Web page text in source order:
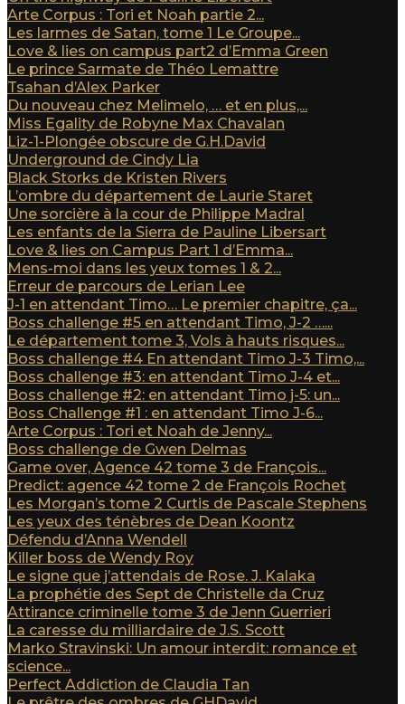
Arte Corpus : Tori et Noah partie 2...
Les larmes de Satan, tome 1 Le Groupe...
Love & lies on campus part2 d’Emma Green
Le prince Sarmate de Théo Lemattre
Tsahan d’Alex Parker
Du nouveau chez Melimelo, … et en plus,...
Miss Egality de Robyne Max Chavalan
Liz-1-Plongée obscure de G.H.David
Underground de Cindy Lia
Black Storks de Kristen Rivers
L’ombre du département de Laurie Staret
Une sorcière à la cour de Philippe Madral
Les enfants de la Sierra de Pauline Libersart
Love & lies on Campus Part 1 d’Emma...
Mens-moi dans les yeux tomes 1 & 2...
Erreur de parcours de Lerian Lee
J-1 en attendant Timo… Le premier chapitre, ça...
Boss challenge #5 en attendant Timo, J-2 …...
Le département tome 3, Vols à hauts risques...
Boss challenge #4 En attendant Timo J-3 Timo,...
Boss challenge #3: en attendant Timo J-4 et...
Boss challenge #2: en attendant Timo j-5: un...
Boss Challenge #1 : en attendant Timo J-6...
Arte Corpus : Tori et Noah de Jenny...
Boss challenge de Gwen Delmas
Game over, Agence 42 tome 3 de François...
Predict: agence 42 tome 2 de François Rochet
Les Morgan’s tome 2 Curtis de Pascale Stephens
Les yeux des ténèbres de Dean Koontz
Défendu d’Anna Wendell
Killer boss de Wendy Roy
Le signe que j’attendais de Rose. J. Kalaka
La prophétie des Sept de Christelle da Cruz
Attirance criminelle tome 3 de Jenn Guerrieri
La caresse du milliardaire de J.S. Scott
Marko Stravinski: Un amour interdit: romance et
science...
Perfect Addiction de Claudia Tan